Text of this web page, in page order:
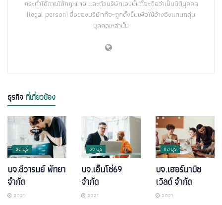
กระทำได้ภายใต้กฎหมาย และตัวบริษัทเองนั้นก็จะถือว่าเป็นนิติบุคคล
(legal person) ชื่อของบริษัทก็จะถูกตั้งขึ้นเพื่อใช้อ้างอิงแทนกลุ่ม
บุคคลเหล่านั้น
ธุรกิจ ที่เกี่ยวข้อง
ชลบุรี
บจ.ชีวารมย์ พัทยา
จำกัด
2021
ชลบุรี
บจ.เอ็นโซ่69
จำกัด
2021
ชลบุรี
บจ.เฮอร์นาบิซ
เวิลด์ จำกัด
2021